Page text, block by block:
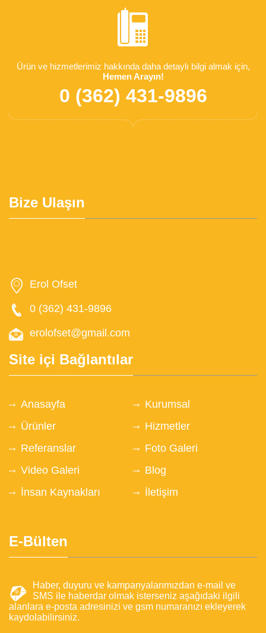
Ürün ve hizmetlerimiz hakkında daha detaylı bilgi almak için,
Hemen Arayın!
0 (362) 431-9896
Bize Ulaşın
Erol Ofset
0 (362) 431-9896
erolofset@gmail.com
Site içi Bağlantılar
Anasayfa
Kurumsal
Ürünler
Hizmetler
Referanslar
Foto Galeri
Video Galeri
Blog
İnsan Kaynakları
İletişim
E-Bülten
Haber, duyuru ve kampanyalarımızdan e-mail ve
SMS ile haberdar olmak isterseniz aşağıdaki ilgili
alanlara e-posta adresinizi ve gsm numaranızı ekleyerek
kaydolabilirsiniz.